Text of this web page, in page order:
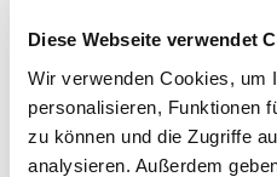
Diese Webseite verwendet
Wir verwenden Cookies, um
personalisieren, Funktionen
zu können und die Zugriffe
analysieren. Außerdem
Zur Merkliste